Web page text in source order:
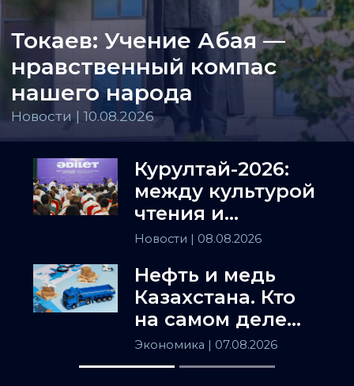
Токаев: Учение Абая —
нравственный компас
нашего народа
Новости | 10.08.2026
Курултай-2026:
между культурой
чтения и
искусством
Новости | 08.08.2026
Нефть и медь
Казахстана. Кто
на самом деле
держит
Центральную
Экономика | 07.08.2026